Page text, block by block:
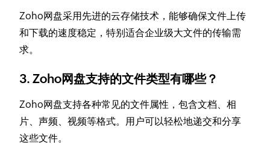
Zoho网盘采用先进的云存储技术，能够确保文件上传
和下载的速度稳定，特别适合企业级大文件的传输需
求。
3. Zoho网盘支持的文件类型有哪些？
Zoho网盘支持各种常见的文件属性，包含文档、相
片、声频、视频等格式。用户可以轻松地递交和分享
这些文件。